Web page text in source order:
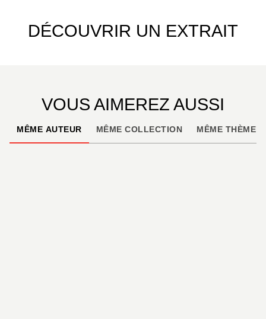
DÉCOUVRIR UN EXTRAIT
VOUS AIMEREZ AUSSI
MÊME AUTEUR MÊME COLLECTION MÊME THÈME